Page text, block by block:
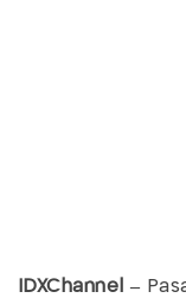
IDXChannel –